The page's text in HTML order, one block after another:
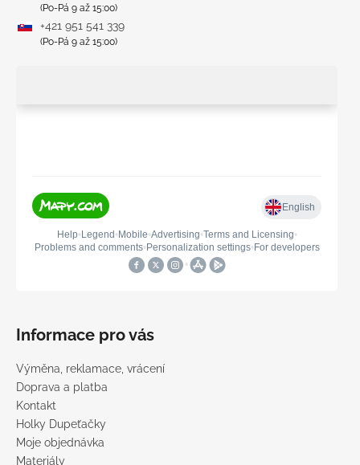
(Po-Pá 9 až 15:00)
+421 951 541 339
(Po-Pá 9 až 15:00)
Informace pro vás
Výměna, reklamace, vrácení
Doprava a platba
Kontakt
Holky Dupeťačky
Moje objednávka
Materiály